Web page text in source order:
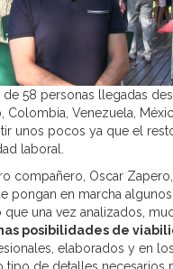
58 personas llegadas
Venezuela,
unos pocos ya que el
laboral.
compañero, Oscar
pongan en marcha
que una vez analizados,
posibilidades de
elaborados y en